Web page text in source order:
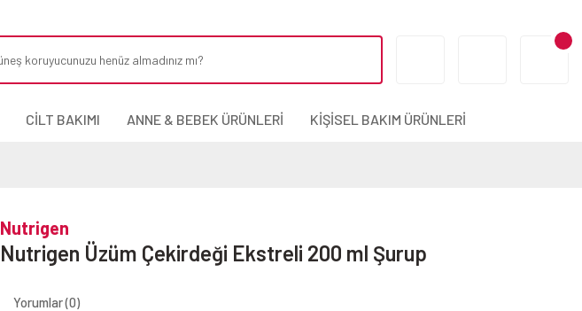
CİLT BAKIMI ANNE & BEBEK ÜRÜNLERİ KİŞİSEL BAKIM ÜRÜNLERİ
Nutrigen
Nutrigen Üzüm Çekirdeği Ekstreli 200 ml Şurup
Yorumlar (0)